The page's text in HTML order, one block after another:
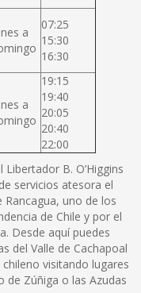
a
07:25
15:30
16:30
a
19:15
19:40
20:05
20:40
22:00
B. O’Higgins
servicios atesora el
uno de los
de Chile y por el
Desde aquí puedes
del Valle de Cachapoal
visitando lugares
Zúñiga o las Azudas